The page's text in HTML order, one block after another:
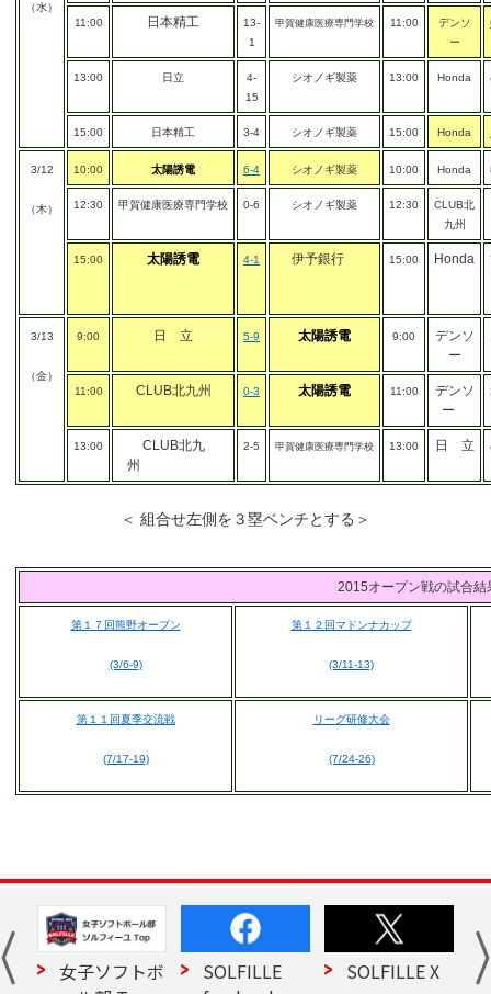
（水）
11:00 日本精工
13-
1
甲賀健康医療専門学校 11:00
デンソ
ー
13:00 日立
4-
15
シオノギ製薬 13:00 Honda
15:00 日本精工 3-4 シオノギ製薬 15:00 Honda
3/12
（木）
10:00 太陽誘電 6-4 シオノギ製薬 10:00 Honda
12:30 甲賀健康医療専門学校 0-6 シオノギ製薬 12:30
CLUB北
九州
15:00 太陽誘電 4-1 伊予銀行 15:00 Honda
3/13
（金）
9:00 日 立 5-9 太陽誘電 9:00
デンソ
ー
11:00 CLUB北九州 0-3 太陽誘電 11:00
デンソ
ー
13:00
CLUB北九
州
2-5 甲賀健康医療専門学校 13:00 日 立
＜ 組合せ左側を３塁ベンチとする＞
2015オープン戦の試合結
第１７回熊野オープン
(3/6-9)
第１２回マドンナカップ
(3/11-13)
第１１回夏季交流戦
(7/17-19)
リーグ研修大会
(7/24-26)
女子ソフトボ
SOLFILLE
SOLFILLE X